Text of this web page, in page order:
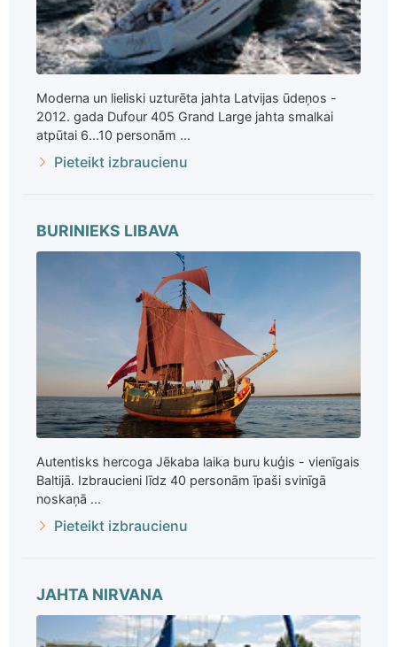
Moderna un lieliski uzturēta jahta Latvijas ūdeņos -
2012. gada Dufour 405 Grand Large jahta smalkai
atpūtai 6...10 personām ...
Pieteikt izbraucienu
BURINIEKS LIBAVA
Autentisks hercoga Jēkaba laika buru kuģis - vienīgais
Baltijā. Izbraucieni līdz 40 personām īpaši svinīgā
noskaņā ...
Pieteikt izbraucienu
JAHTA NIRVANA